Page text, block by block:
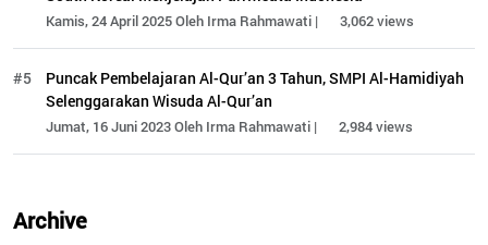
Kamis, 24 April 2025 Oleh Irma Rahmawati | 3,062 views
#5
Puncak Pembelajaran Al-Qur’an 3 Tahun, SMPI Al-Hamidiyah
Selenggarakan Wisuda Al-Qur’an
Jumat, 16 Juni 2023 Oleh Irma Rahmawati | 2,984 views
Archive